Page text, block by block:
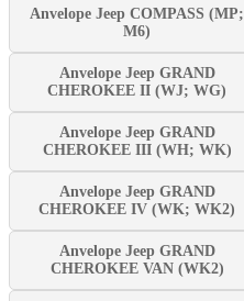
Anvelope Jeep COMPASS (MP;
M6)
Anvelope Jeep GRAND
CHEROKEE II (WJ; WG)
Anvelope Jeep GRAND
CHEROKEE III (WH; WK)
Anvelope Jeep GRAND
CHEROKEE IV (WK; WK2)
Anvelope Jeep GRAND
CHEROKEE VAN (WK2)